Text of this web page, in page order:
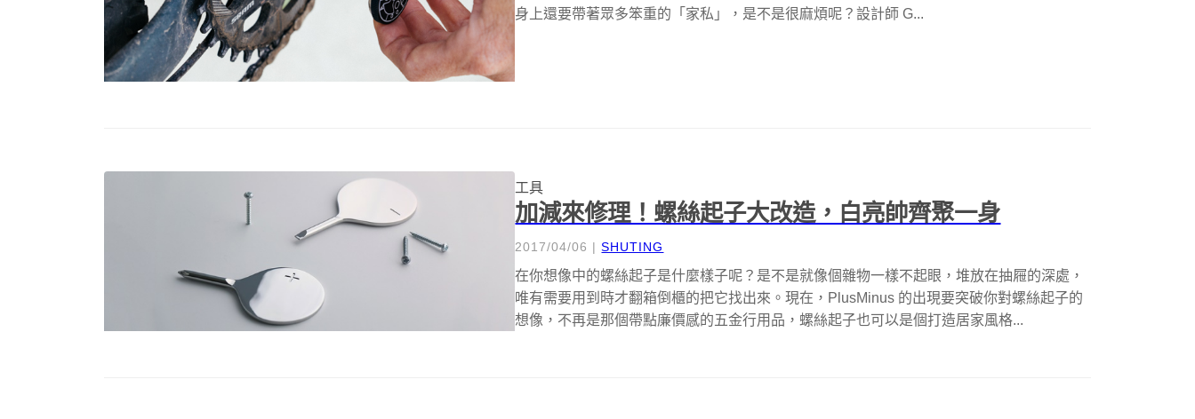
身上還要帶著眾多笨重的「家私」，是不是很麻煩呢？設計師 G...
工具
加減來修理！螺絲起子大改造，白亮帥齊聚一身
2017/04/06 |SHUTING
在你想像中的螺絲起子是什麼樣子呢？是不是就像個雜物一樣不起眼，堆放在抽屜的深處，
唯有需要用到時才翻箱倒櫃的把它找出來。現在，PlusMinus 的出現要突破你對螺絲起子的
想像，不再是那個帶點廉價感的五金行用品，螺絲起子也可以是個打造居家風格...